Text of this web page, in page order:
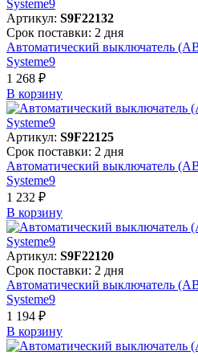
Артикул: S9F22132
Срок поставки: 2 дня
Автоматический выключатель
Systeme9
1 268 ₽
В корзинy
Артикул: S9F22125
Срок поставки: 2 дня
Автоматический выключатель
Systeme9
1 232 ₽
В корзинy
Артикул: S9F22120
Срок поставки: 2 дня
Автоматический выключатель
Systeme9
1 194 ₽
В корзинy